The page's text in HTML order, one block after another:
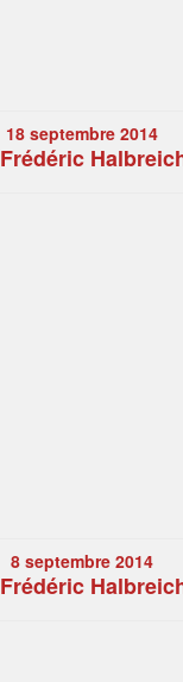
18 septembre 2014
Frédéric
8 septembre 2014
Frédéric